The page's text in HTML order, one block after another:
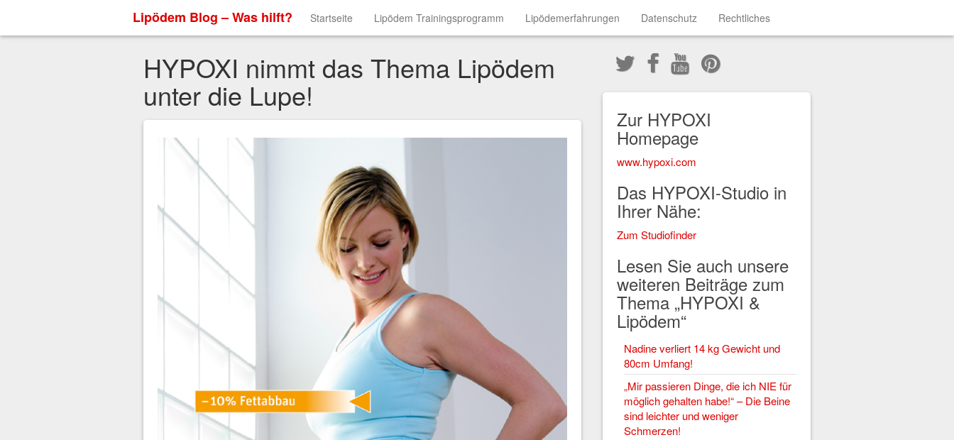
Lipödem Blog – Was hilft? Startseite Lipödem Trainingsprogramm Lipödemerfahrungen Datenschutz Rechtliches
HYPOXI nimmt das Thema Lipödem
unter die Lupe!
Zur HYPOXI
Homepage
www.hypoxi.com
Das HYPOXI-Studio in
Ihrer Nähe:
Zum Studiofinder
Lesen Sie auch unsere
weiteren Beiträge zum
Thema „HYPOXI &
Lipödem“
Nadine verliert 14 kg Gewicht und
80cm Umfang!
„Mir passieren Dinge, die ich NIE für
möglich gehalten habe!“ – Die Beine
sind leichter und weniger
Schmerzen!